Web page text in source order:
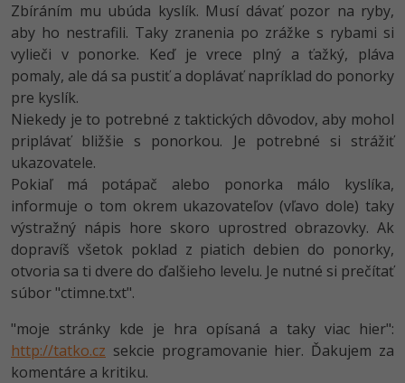
Algoritmy -41%
Umelá inteligencia -10%
Viac
Fórum
Kurzy e-commerce
Testovanie softvéru
Marketing
WordPress
Kurzy dizajnu
HTML/CSS -80%
Photoshop -80%
Príbehy absolventov
Blog
Zbíráním mu ubúda kyslík. Musí dávať pozor na ryby,
aby ho nestrafili. Taky zranenia po zrážke s rybami si
vylieči v ponorke. Keď je vrece plný a ťažký, pláva
pomaly, ale dá sa pustiť a doplávať napríklad do ponorky
pre kyslík.
Niekedy je to potrebné z taktických dôvodov, aby mohol
priplávať bližšie s ponorkou. Je potrebné si strážiť
ukazovatele.
Pokiaľ má potápač alebo ponorka málo kyslíka,
informuje o tom okrem ukazovateľov (vľavo dole) taky
výstražný nápis hore skoro uprostred obrazovky. Ak
dopravíš všetok poklad z piatich debien do ponorky,
otvoria sa ti dvere do ďalšieho levelu. Je nutné si prečítať
súbor "ctimne.txt".
"moje stránky kde je hra opísaná a taky viac hier":
http://tatko.cz sekcie programovanie hier. Ďakujem za
komentáre a kritiku.